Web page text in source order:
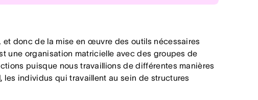
mondiale.
donc de la mise en œuvre des outils nécessaires
une organisation matricielle avec des groupes de
puisque nous travaillions de différentes manières
, les individus qui travaillent au sein de structures